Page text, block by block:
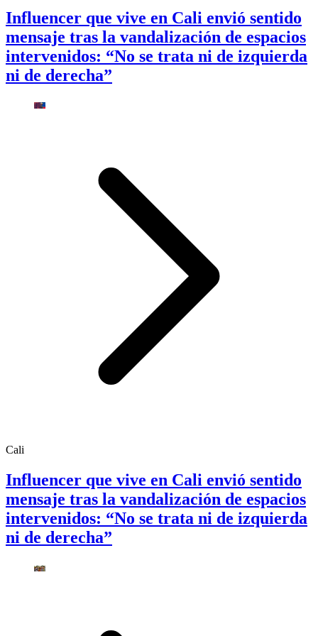
Influencer que vive en Cali envió sentido
mensaje tras la vandalización de espacios
intervenidos: “No se trata ni de izquierda
ni de derecha”
Cali
Influencer que vive en Cali envió sentido
mensaje tras la vandalización de espacios
intervenidos: “No se trata ni de izquierda
ni de derecha”